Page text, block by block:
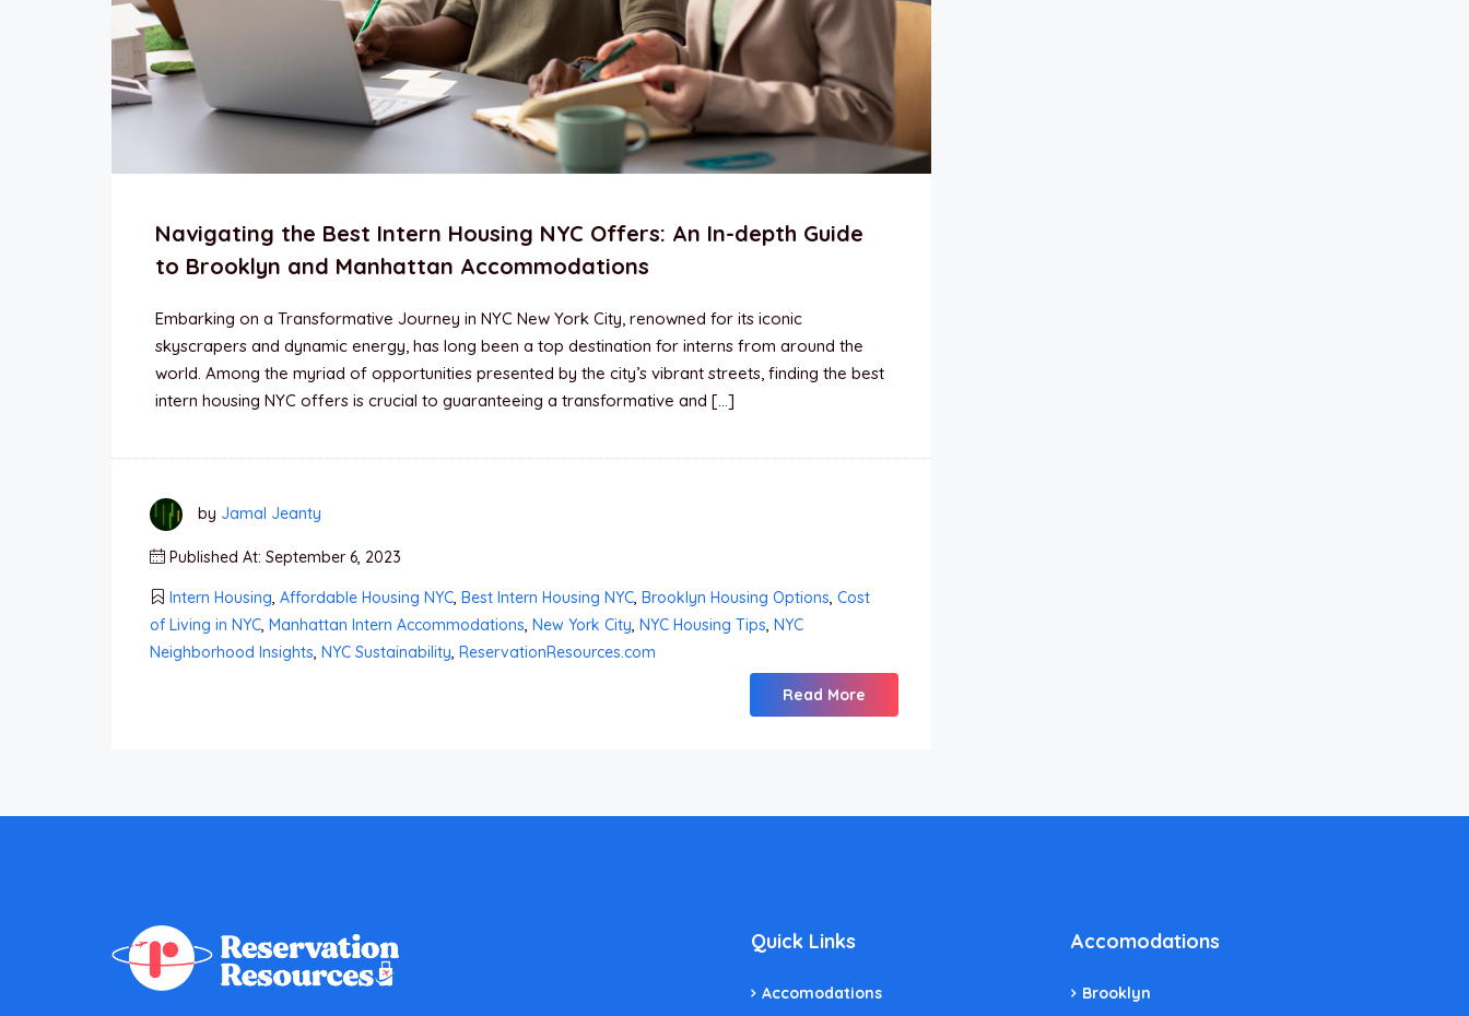
Navigating the Best Intern Housing NYC Offers: An In-depth Guide
to Brooklyn and Manhattan Accommodations
Embarking on a Transformative Journey in NYC New York City, renowned for its iconic
skyscrapers and dynamic energy, has long been a top destination for interns from around the
world. Among the myriad of opportunities presented by the city’s vibrant streets, finding the best
intern housing NYC offers is crucial to guaranteeing a transformative and […]
by Jamal Jeanty
Published At: September 6, 2023
Intern Housing, Affordable Housing NYC, Best Intern Housing NYC, Brooklyn Housing Options, Cost
of Living in NYC, Manhattan Intern Accommodations, New York City, NYC Housing Tips, NYC
Neighborhood Insights, NYC Sustainability, ReservationResources.com
Read More
Quick Links
Accomodations
Accomodations
Brooklyn